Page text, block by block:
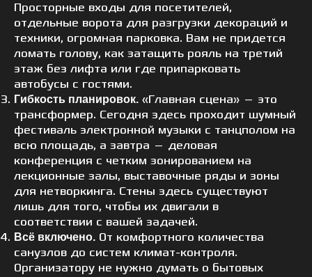
Просторные входы для посетителей,
отдельные ворота для разгрузки декораций и
техники, огромная парковка. Вам не придется
ломать голову, как затащить рояль на третий
этаж без лифта или где припарковать
автобусы с гостями.
Гибкость планировок. «Главная сцена» — это
трансформер. Сегодня здесь проходит шумный
фестиваль электронной музыки с танцполом на
всю площадь, а завтра — деловая
конференция с четким зонированием на
лекционные залы, выставочные ряды и зоны
для нетворкинга. Стены здесь существуют
лишь для того, чтобы их двигали в
соответствии с вашей задачей.
Всё включено. От комфортного количества
санузлов до систем климат-контроля.
Организатору не нужно думать о бытовых